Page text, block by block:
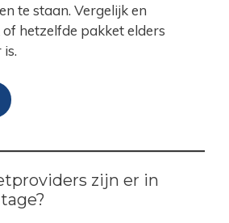
te staan. Vergelijk en
hetzelfde pakket elders
zijn er in